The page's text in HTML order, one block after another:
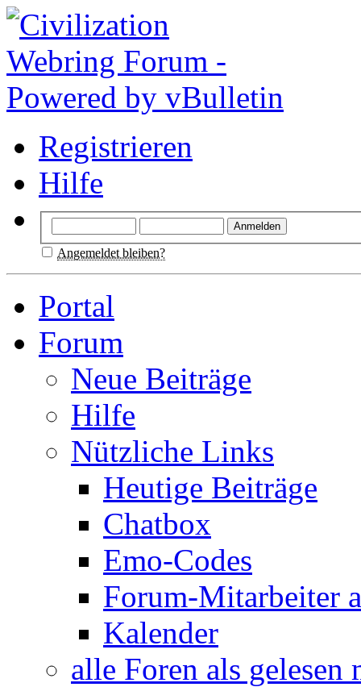
Registrieren
Hilfe
Angemeldet bleiben?
Portal
Forum
Neue Beiträge
Hilfe
Nützliche Links
Heutige Beiträge
Chatbox
Emo-Codes
Forum-Mitarbeiter
Kalender
alle Foren als gelesen